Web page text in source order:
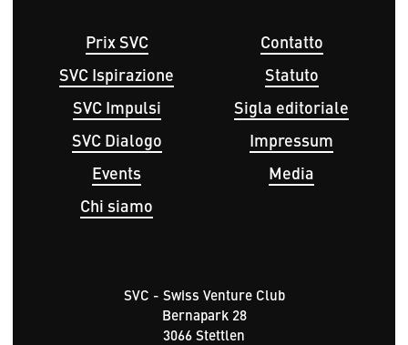
Hauptnavigation
Prix SVC
SVC Ispirazione
SVC Impulsi
SVC Dialogo
Events
Chi siamo
Fußbereichsmenü
Contatto
Statuto
Sigla editoriale
Impressum
Media
SVC - Swiss Venture Club
Bernapark 28
3066 Stettlen